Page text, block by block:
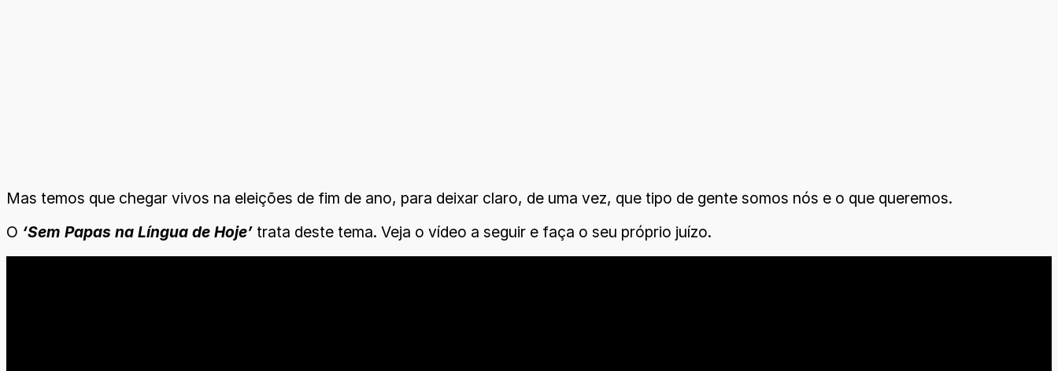
Mas temos que chegar vivos na eleições de fim de ano, para deixar claro, de uma vez, que tipo de gente somos nós e o que queremos.
O ‘Sem Papas na Língua de Hoje’ trata deste tema. Veja o vídeo a seguir e faça o seu próprio juízo.